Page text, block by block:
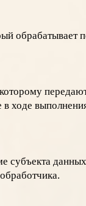
обрабатывает
ходе
субъекта